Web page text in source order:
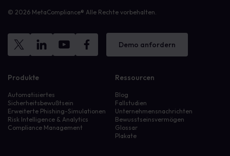
© 2026 MetaCompliance® Alle Rechte vorbehalten.
Demo anfordern
Produkte
Automatisiertes
Sicherheitsbewußtsein
Erweiterte Phishing-Simulationen
Risk Intelligence & Analytics
Compliance Management
Ressourcen
Blog
Fallstudien
Unternehmensnachrichten
Bewusstseinsvermögen
Glossar
Plakate